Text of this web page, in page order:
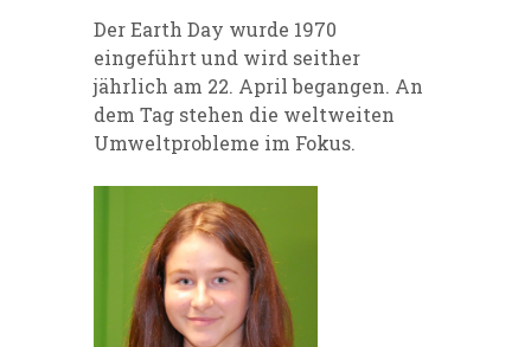
Der Earth Day wurde 1970
eingeführt und wird seither
jährlich am 22. April begangen. An
dem Tag stehen die weltweiten
Umweltprobleme im Fokus.